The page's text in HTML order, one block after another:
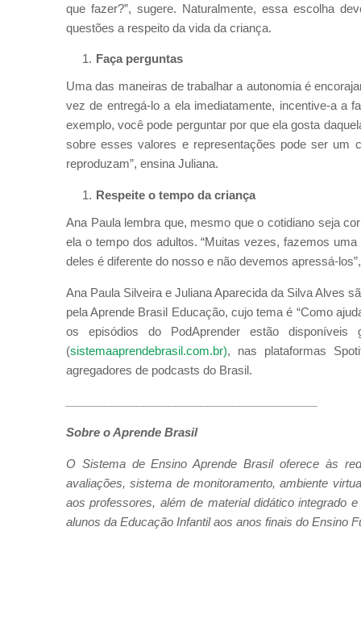
que fazer?”, sugere. Naturalmente, essa escolha
questões a respeito da vida da criança.
Faça perguntas
Uma das maneiras de trabalhar a autonomia é
vez de entregá-lo a ela imediatamente, incentive-a a
exemplo, você pode perguntar por que ela gosta
sobre esses valores e representações pode ser um
reproduzam”, ensina Juliana.
Respeite o tempo da criança
Ana Paula lembra que, mesmo que o cotidiano seja
ela o tempo dos adultos. “Muitas vezes, fazemos
deles é diferente do nosso e não devemos apressá-
Ana Paula Silveira e Juliana Aparecida da Silva Alves
pela Aprende Brasil Educação, cujo tema é “Como
os episódios do PodAprender estão
(sistemaaprendebrasil.com.br), nas plataformas
agregadores de podcasts do Brasil.
Sobre o Aprende Brasil
O Sistema de Ensino Aprende Brasil oferece às
avaliações, sistema de monitoramento, ambiente
aos professores, além de material didático integrado
alunos da Educação Infantil aos anos finais do Ensino